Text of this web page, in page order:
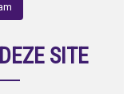
SITE